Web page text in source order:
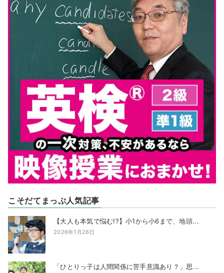
こそだてまっぷ人気記事
【大人も本気で悩む!?】小1から小6まで、地頭...
2026年1月26日
「ひとりっ子は人間関係に苦手意識あり？」思...